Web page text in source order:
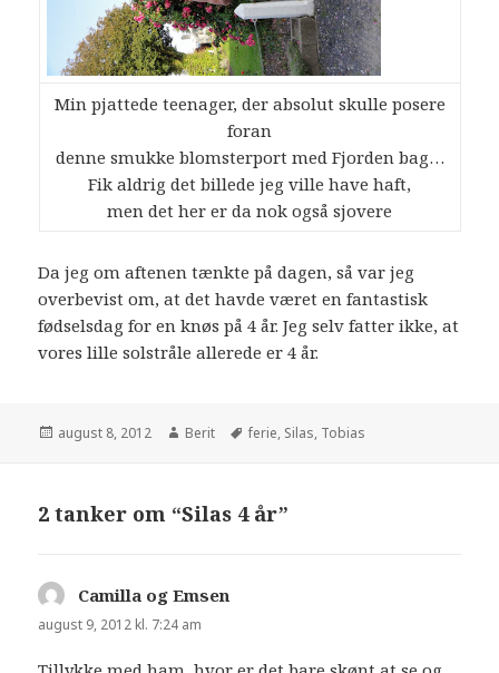
Min pjattede teenager, der absolut skulle posere
foran
denne smukke blomsterport med Fjorden bag…
Fik aldrig det billede jeg ville have haft,
men det her er da nok også sjovere
Da jeg om aftenen tænkte på dagen, så var jeg
overbevist om, at det havde været en fantastisk
fødselsdag for en knøs på 4 år. Jeg selv fatter ikke, at
vores lille solstråle allerede er 4 år.
august 8, 2012 Berit ferie, Silas, Tobias
2 tanker om “Silas 4 år”
Camilla og Emsen
august 9, 2012 kl. 7:24 am